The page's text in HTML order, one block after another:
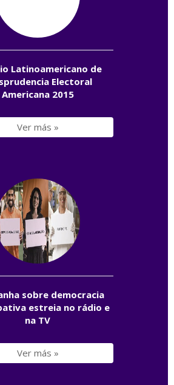
Latinoamericano de
Electoral
Americana 2015
Ver más »
sobre democracia
estreia no rádio e
na TV
Ver más »